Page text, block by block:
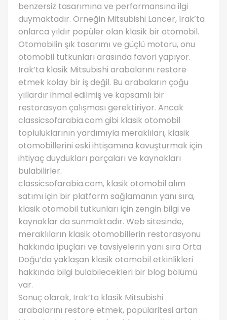
benzersiz tasarımına ve performansına ilgi
duymaktadır. Örneğin Mitsubishi Lancer, Irak’ta
onlarca yıldır popüler olan klasik bir otomobil.
Otomobilin şık tasarımı ve güçlü motoru, onu
otomobil tutkunları arasında favori yapıyor.
Irak’ta klasik Mitsubishi arabalarını restore
etmek kolay bir iş değil. Bu arabaların çoğu
yıllardır ihmal edilmiş ve kapsamlı bir
restorasyon çalışması gerektiriyor. Ancak
classicsofarabia.com gibi klasik otomobil
topluluklarının yardımıyla meraklıları, klasik
otomobillerini eski ihtişamına kavuşturmak için
ihtiyaç duydukları parçaları ve kaynakları
bulabilirler.
classicsofarabia.com, klasik otomobil alım
satımı için bir platform sağlamanın yanı sıra,
klasik otomobil tutkunları için zengin bilgi ve
kaynaklar da sunmaktadır. Web sitesinde,
meraklıların klasik otomobillerin restorasyonu
hakkında ipuçları ve tavsiyelerin yanı sıra Orta
Doğu’da yaklaşan klasik otomobil etkinlikleri
hakkında bilgi bulabilecekleri bir blog bölümü
var.
Sonuç olarak, Irak’ta klasik Mitsubishi
arabalarını restore etmek, popülaritesi artan